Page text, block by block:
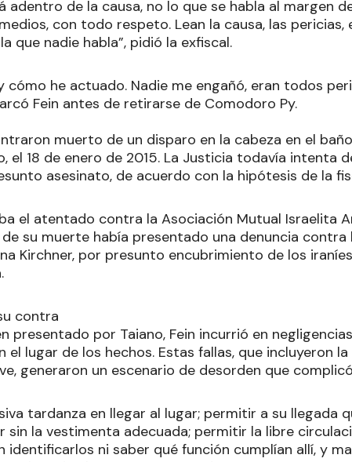
adentro de la causa, no lo que se habla al margen
con todo respeto. Lean la causa, las pericias,
que nadie habla”, pidió la exfiscal.
cómo he actuado. Nadie me engañó, eran todos
Fein antes de retirarse de Comodoro Py.
muerto de un disparo en la cabeza en el
el 18 de enero de 2015. La Justicia todavía intenta
asesinato, de acuerdo con la hipótesis de la
el atentado contra la Asociación Mutual Israelita
de su muerte había presentado una denuncia contra
Kirchner, por presunto encubrimiento de los
contra
presentado por Taiano, Fein incurrió en
el lugar de los hechos. Estas fallas, que incluyeron
generaron un escenario de desorden que
tardanza en llegar al lugar; permitir a su llegada
sin la vestimenta adecuada; permitir la libre
identificarlos ni saber qué función cumplían allí, y